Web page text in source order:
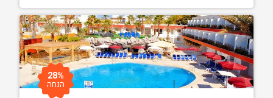
28%
הנחה